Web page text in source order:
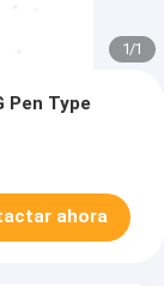
1/1
Pen Type
ahora